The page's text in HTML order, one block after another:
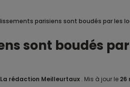
parisiens sont boudés par les
sont boudés
La rédaction Meilleurtaux . Mis à jour le 26